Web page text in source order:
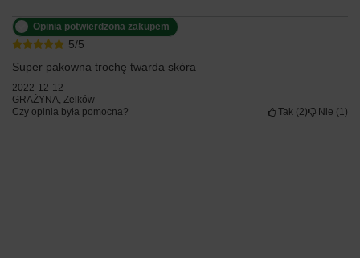
5/5
Opinia potwierdzona zakupem
Super pakowna trochę twarda skóra
2022-12-12
GRAŻYNA, Zelków
Czy opinia była pomocna?
Tak 2 Nie 1